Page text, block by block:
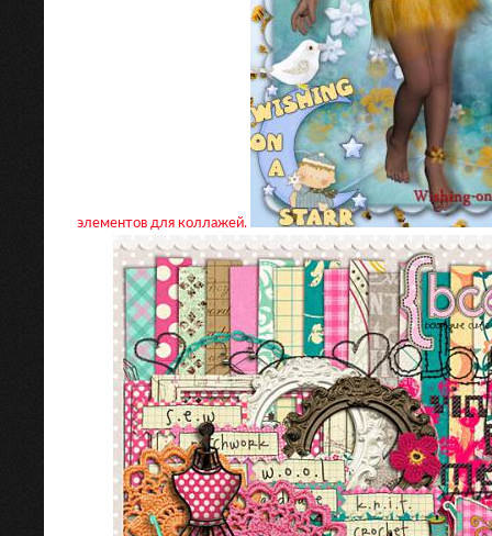
элементов для коллажей.